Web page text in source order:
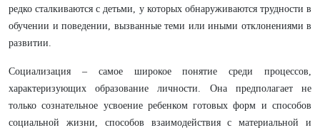
редко сталкиваются с детьми, у которых обнаруживаются трудности в
обучении и поведении, вызванные теми или иными отклонениями в
развитии.
Социализация – самое широкое понятие среди процессов,
характеризующих образование личности. Она предполагает не
только сознательное усвоение ребенком готовых форм и способов
социальной жизни, способов взаимодействия с материальной и